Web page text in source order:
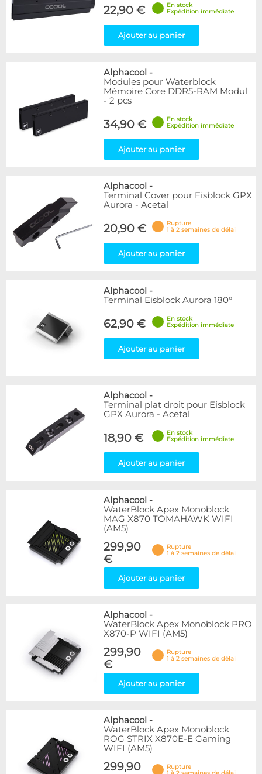
22,90 €
En stock
Expédition immédiate
Ajouter au panier
Alphacool -
Modules pour Waterblock
Mémoire Core DDR5-RAM Modul
- 2 pcs
34,90 €
En stock
Expédition immédiate
Ajouter au panier
Alphacool -
Terminal Cover pour Eisblock GPX
Aurora - Acetal
20,90 €
Rupture
1 à 2 semaines de délai
Ajouter au panier
Alphacool -
Terminal Eisblock Aurora 180°
62,90 €
En stock
Expédition immédiate
Ajouter au panier
Alphacool -
Terminal plat droit pour Eisblock
GPX Aurora - Acetal
18,90 €
En stock
Expédition immédiate
Ajouter au panier
Alphacool -
WaterBlock Apex Monoblock
MAG X870 TOMAHAWK WIFI
(AM5)
299,90
€
Rupture
1 à 2 semaines de délai
Ajouter au panier
Alphacool -
WaterBlock Apex Monoblock PRO
X870-P WIFI (AM5)
299,90
€
Rupture
1 à 2 semaines de délai
Ajouter au panier
Alphacool -
WaterBlock Apex Monoblock
ROG STRIX X870E-E Gaming
WIFI (AM5)
299,90
Rupture